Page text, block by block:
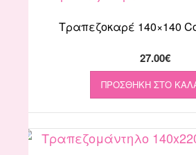
Τραπεζοκαρέ 140×140
27.00€
ΠΡΟΣΘΉΚΗ ΣΤΟ